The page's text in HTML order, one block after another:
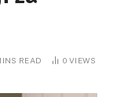
READ 0VIEWS